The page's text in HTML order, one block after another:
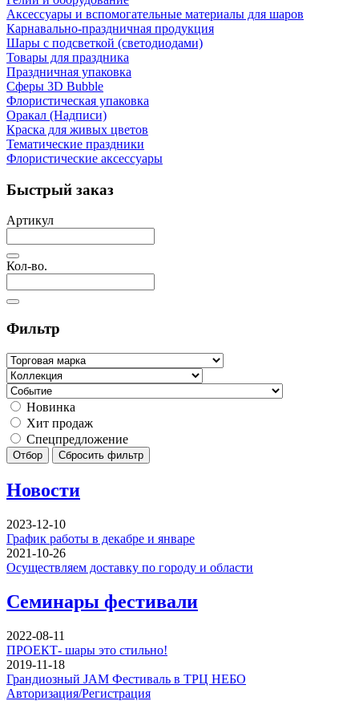
Аксессуары и вспомогательные материалы для шаров
Карнавально-праздничная продукция
Шары с подсветкой (светодиодами)
Товары для праздника
Праздничная упаковка
Сферы 3D Bubble
Флористическая упаковка
Оракал (Надписи)
Краска для живых цветов
Тематические праздники
Флористические аксессуары
Быстрый заказ
Артикул
Кол-во.
Фильтр
Новинка
Хит продаж
Спецпредложение
Отбор Сбросить фильтр
Новости
2023-12-10
График работы в декабре и январе
2021-10-26
Осуществляем доставку по городу и области
Семинары фестивали
2022-08-11
ПРОЕКТ- шары это стильно!
2019-11-18
Грандиозный JAM Фестиваль в ТРЦ НЕБО
Авторизация/Регистрация